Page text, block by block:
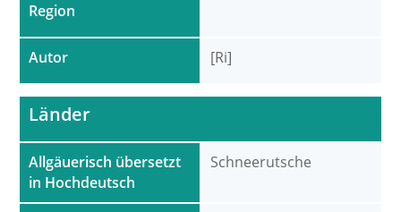
Region
Autor [Ri]
Allgäuerisch übersetzt
in Hochdeutsch
Länder
Schneerutsche